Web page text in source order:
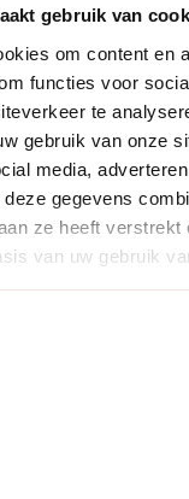
gebruik van
om content en
functies voor
te
gebruik van onze
media,
gegevens
ze heeft verstrekt
van uw gebruik
voor
bestelling in Wilnis bij
over dit product
met prints makkelijk
makkelijk om het
om op te knielen/